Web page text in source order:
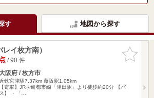
す 地図から探す
お気に入
りに追加
イ枚方南）
/ 90 件
阪府 / 枚方市
鉄宮津駅7.37km 藤阪駅1.05km
【電車】JR学研都市線「津田駅」より徒歩約20分 【バ
ス】 ・「…